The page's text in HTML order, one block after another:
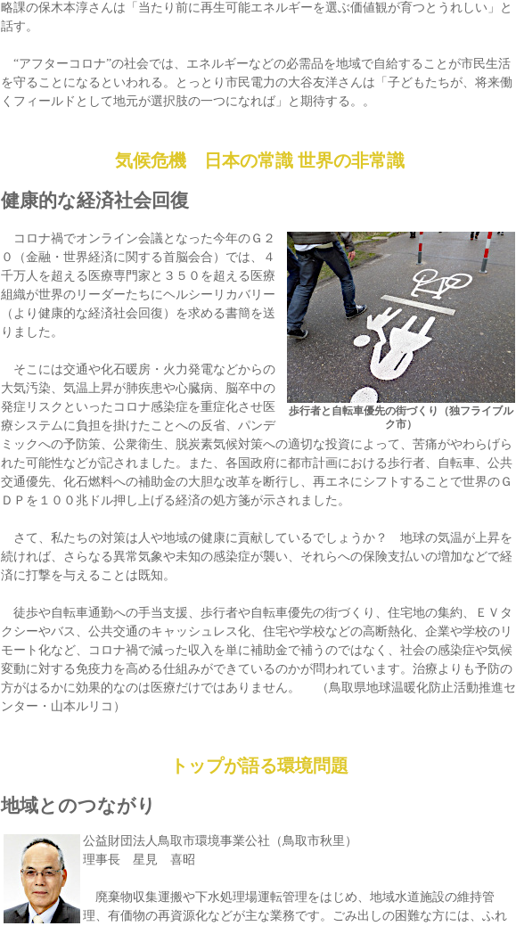
略課の保木本淳さんは「当たり前に再生可能エネルギーを選ぶ価値観が育つとうれしい」と
話す。
“アフターコロナ”の社会では、エネルギーなどの必需品を地域で自給することが市民生活
を守ることになるといわれる。とっとり市民電力の大谷友洋さんは「子どもたちが、将来働
くフィールドとして地元が選択肢の一つになれば」と期待する。。
気候危機 日本の常識 世界の非常識
健康的な経済社会回復
歩行者と自転車優先の街づくり（独フライブル
ク市）
コロナ禍でオンライン会議となった今年のＧ２
０（金融・世界経済に関する首脳会合）では、４
千万人を超える医療専門家と３５０を超える医療
組織が世界のリーダーたちにヘルシーリカバリー
（より健康的な経済社会回復）を求める書簡を送
りました。
そこには交通や化石暖房・火力発電などからの
大気汚染、気温上昇が肺疾患や心臓病、脳卒中の
発症リスクといったコロナ感染症を重症化させ医
療システムに負担を掛けたことへの反省、パンデ
ミックへの予防策、公衆衛生、脱炭素気候対策への適切な投資によって、苦痛がやわらげら
れた可能性などが記されました。また、各国政府に都市計画における歩行者、自転車、公共
交通優先、化石燃料への補助金の大胆な改革を断行し、再エネにシフトすることで世界のＧ
ＤＰを１００兆ドル押し上げる経済の処方箋が示されました。
さて、私たちの対策は人や地域の健康に貢献しているでしょうか？ 地球の気温が上昇を
続ければ、さらなる異常気象や未知の感染症が襲い、それらへの保険支払いの増加などで経
済に打撃を与えることは既知。
徒歩や自転車通勤への手当支援、歩行者や自転車優先の街づくり、住宅地の集約、ＥＶタ
クシーやバス、公共交通のキャッシュレス化、住宅や学校などの高断熱化、企業や学校のリ
モート化など、コロナ禍で減った収入を単に補助金で補うのではなく、社会の感染症や気候
変動に対する免疫力を高める仕組みができているのかが問われています。治療よりも予防の
方がはるかに効果的なのは医療だけではありません。 （鳥取県地球温暖化防止活動推進セ
ンター・山本ルリコ）
トップが語る環境問題
地域とのつながり
公益財団法人鳥取市環境事業公社（鳥取市秋里）
理事長 星見 喜昭
廃棄物収集運搬や下水処理場運転管理をはじめ、地域水道施設の維持管
理、有価物の再資源化などが主な業務です。ごみ出しの困難な方には、ふれ